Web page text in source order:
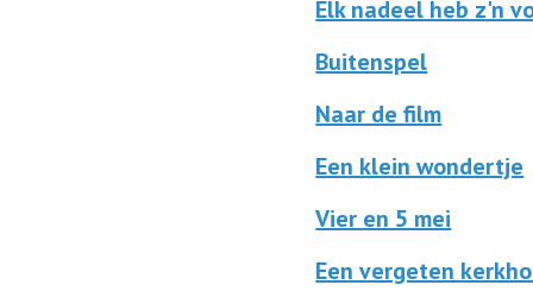
Elk nadeel heb z'n
Buitenspel
Naar de film
Een klein wondertje
Vier en 5 mei
Een vergeten